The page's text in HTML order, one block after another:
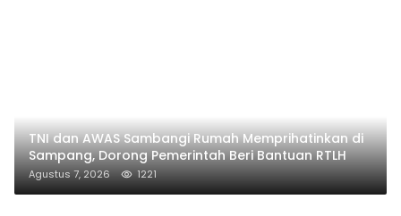
TNI dan AWAS Sambangi Rumah Memprihatinkan di
Sampang, Dorong Pemerintah Beri Bantuan RTLH
Agustus 7, 2026 1221